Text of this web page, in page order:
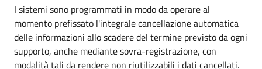
I sistemi sono programmati in modo da operare al
momento prefissato l'integrale cancellazione automatica
delle informazioni allo scadere del termine previsto da ogni
supporto, anche mediante sovra-registrazione, con
modalità tali da rendere non riutilizzabili i dati cancellati.